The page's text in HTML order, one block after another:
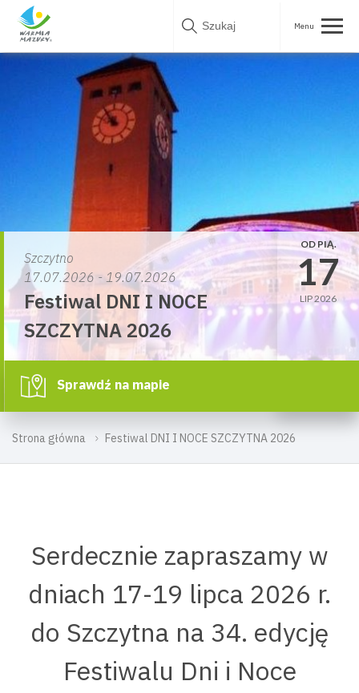
Skip
Strona główna Festiwal DNI I NOCE SZCZYTNA 2026
Szczytno
17.07.2026 - 19.07.2026
Festiwal DNI I NOCE
SZCZYTNA 2026
OD PIĄ.
17
LIP 2026
Sprawdź na mapie
Serdecznie zapraszamy w
dniach 17-19 lipca 2026 r.
do Szczytna na 34. edycję
Festiwalu Dni i Noce